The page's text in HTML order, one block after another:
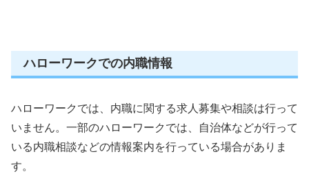
ハローワークでの内職情報
ハローワークでは、内職に関する求人募集や相談は行って
いません。一部のハローワークでは、自治体などが行って
いる内職相談などの情報案内を行っている場合がありま
す。